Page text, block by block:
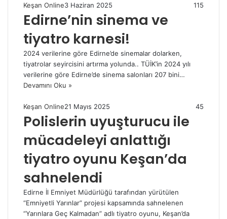
Keşan Online3 Haziran 2025 115
Edirne’nin sinema ve
tiyatro karnesi!
2024 verilerine göre Edirne’de sinemalar dolarken,
tiyatrolar seyircisini artırma yolunda.. TÜİK’in 2024 yılı
verilerine göre Edirne’de sinema salonları 207 bini…
Devamını Oku »
Keşan Online21 Mayıs 2025 45
Polislerin uyuşturucu ile
mücadeleyi anlattığı
tiyatro oyunu Keşan’da
sahnelendi
Edirne İl Emniyet Müdürlüğü tarafından yürütülen
“Emniyetli Yarınlar” projesi kapsamında sahnelenen
“Yarınlara Geç Kalmadan” adlı tiyatro oyunu, Keşan’da